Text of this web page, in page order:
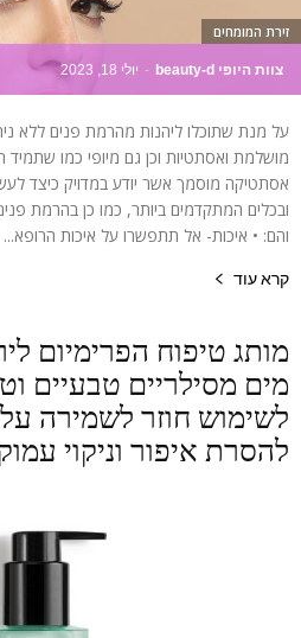
צוות היופי beauty-d - יולי 18, 2023
זירת המומחים
על מנת שתוכלו ליהנות מהרמת פנים ללא
מושלמת ואסתטיות וכן גם מיופי כמו
אסתטיקה מוסמך אשר יודע במדויק כיצד
ובכלים המתקדמים ביותר, כמו כן בהרמת
והם: • איכות- אל תתפשרו על איכות הרופא...
קרא עוד
מותג טיפוח הפרימיום
מים מסילריים טבעיים
לשימוש חוזר לשמירה
להסרת איפור וניקוי